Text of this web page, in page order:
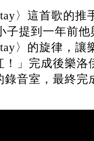
〉這首歌的推
子提到一年前
〉的旋律，讓
」完成後樂洛
音室，最終